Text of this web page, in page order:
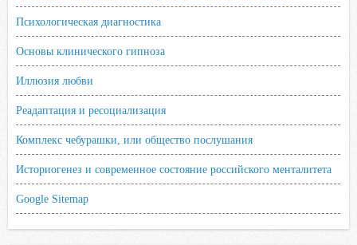
Психологическая диагностика
Основы клинического гипноза
Иллюзия любви
Реадаптация и ресоциализация
Комплекс чебурашки, или общество послушания
Историогенез и современное состояние российского менталитета
Google Sitemap